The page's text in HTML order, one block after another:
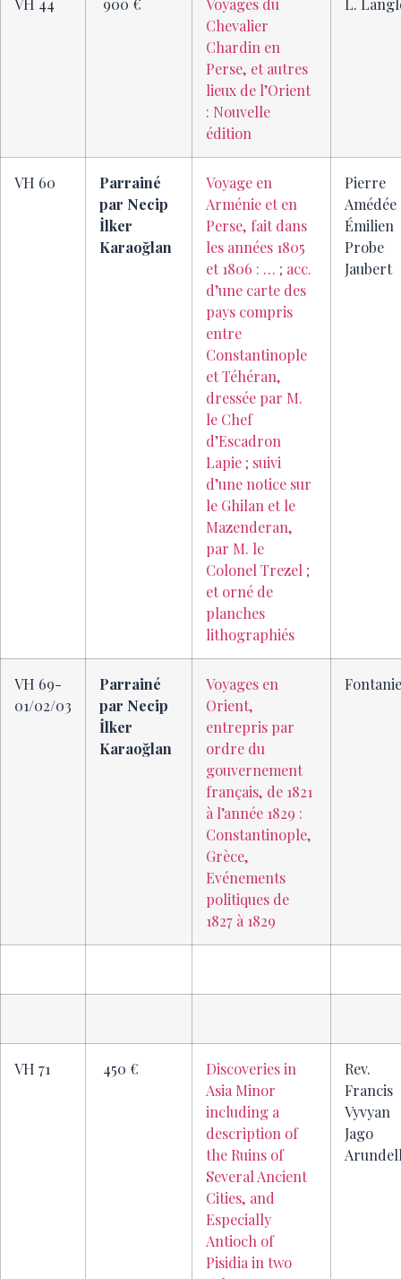
Chevalier
Chardin en
Perse, et autres
lieux de l’Orient
: Nouvelle
édition
VH 60
Parrainé
par Necip
İlker
Karaoğlan
Voyage en
Arménie et en
Perse, fait dans
les années 1805
et 1806 : … ; acc.
d’une carte des
pays compris
entre
Constantinople
et Téhéran,
dressée par M.
le Chef
d’Escadron
Lapie ; suivi
d’une notice sur
le Ghilan et le
Mazenderan,
par M. le
Colonel Trezel ;
et orné de
planches
lithographiés
Pierre
Amédée
Émilien
Probe
Jaubert
VH 69-
01/02/03
Parrainé
par Necip
İlker
Karaoğlan
Voyages en
Orient,
entrepris par
ordre du
gouvernement
français, de 1821
à l’année 1829 :
Constantinople,
Grèce,
Evénements
politiques de
1827 à 1829
VH 71 450 €
Discoveries in
Asia Minor
including a
description of
the Ruins of
Several Ancient
Cities, and
Especially
Antioch of
Pisidia in two
Rev.
Francis
Vyvyan
Jago